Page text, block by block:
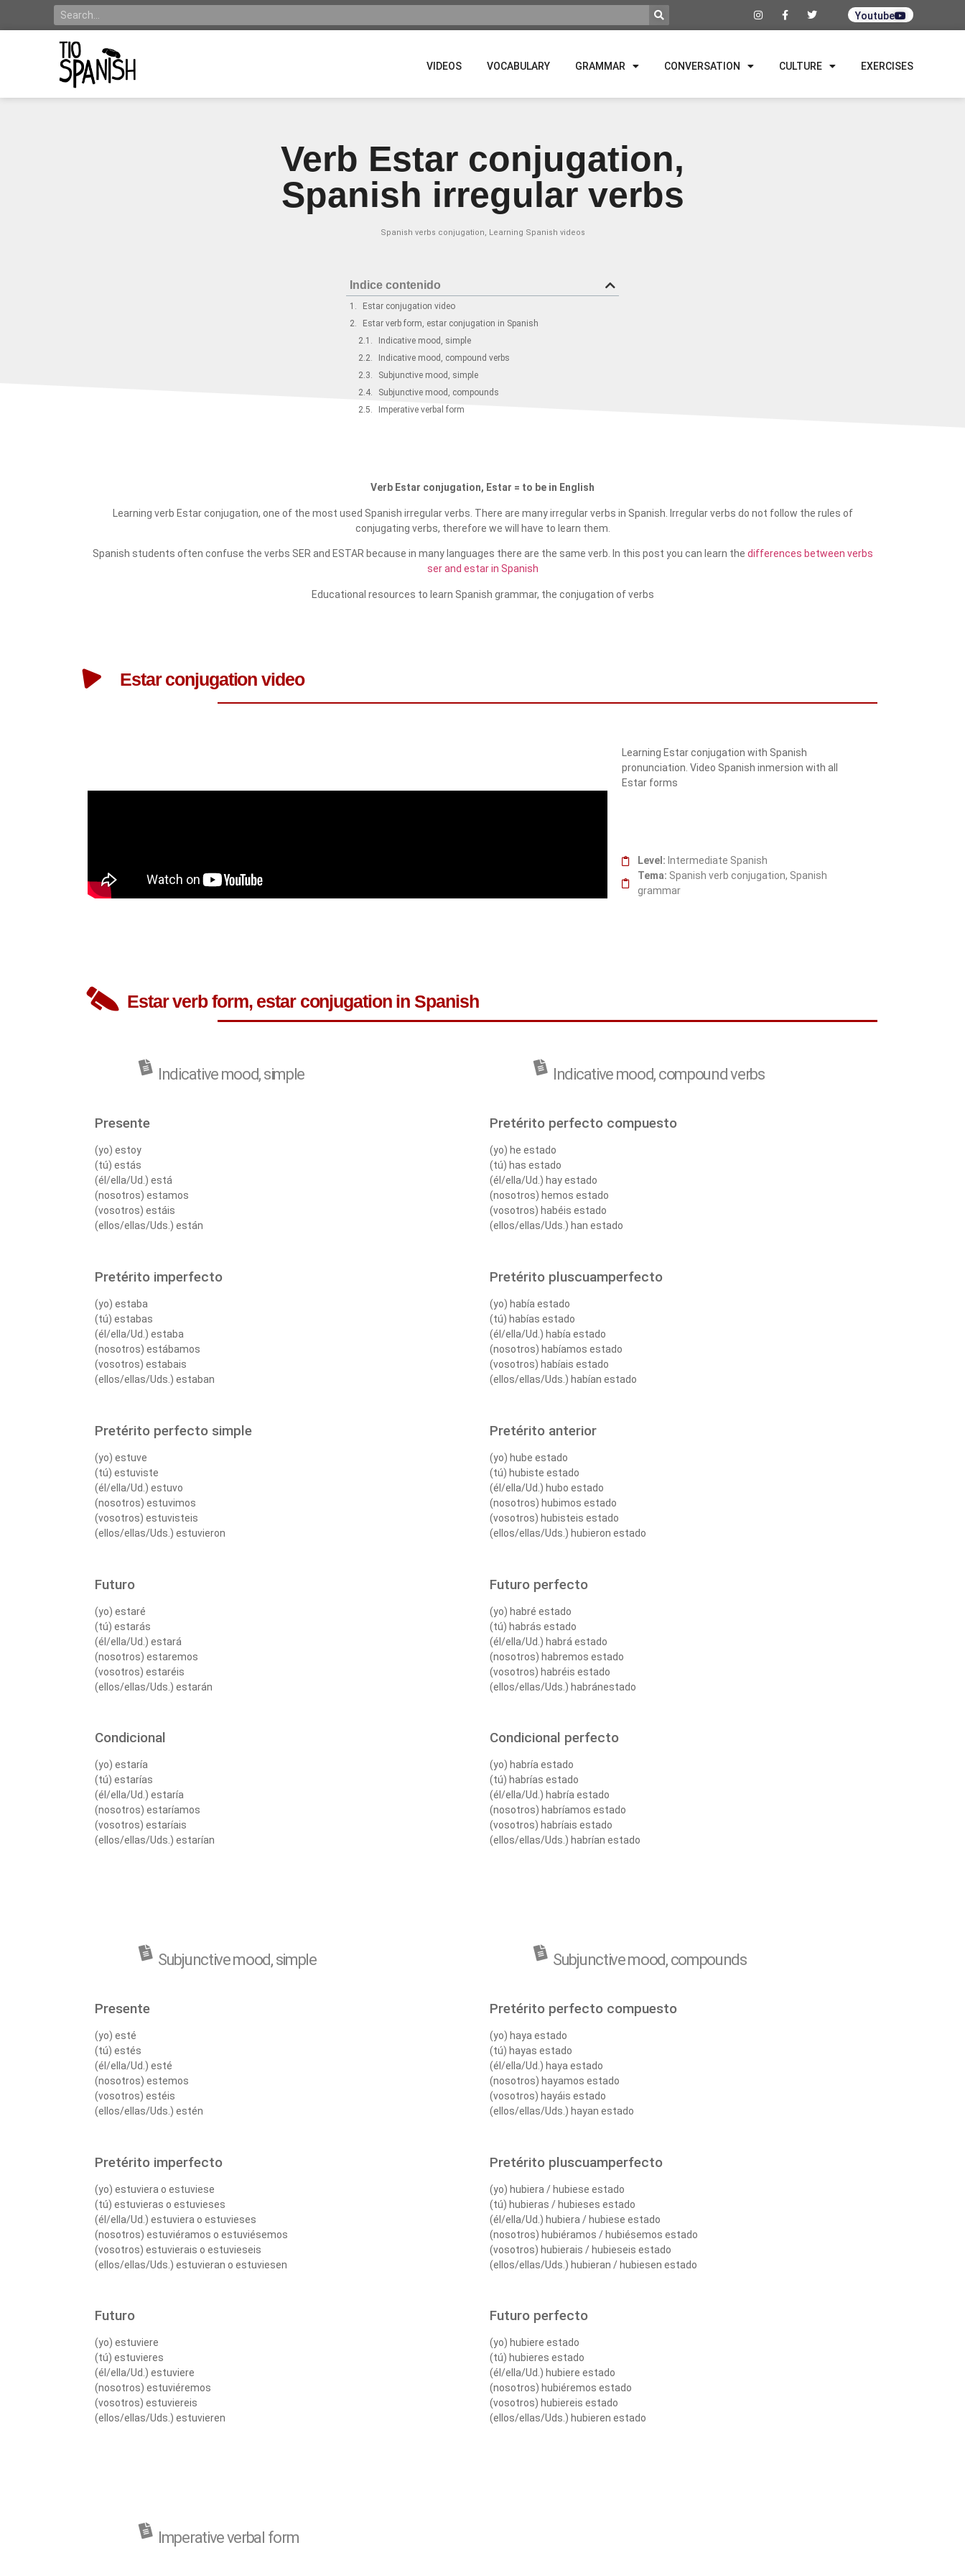
Youtube
VIDEOS VOCABULARY GRAMMAR CONVERSATION CULTURE EXERCISES
Verb Estar conjugation,
Spanish irregular verbs
Spanish verbs conjugation, Learning Spanish videos
Indice contenido
Estar conjugation video
Estar verb form, estar conjugation in Spanish
Indicative mood, simple​
Indicative mood, compound verbs
Subjunctive mood, simple
Subjunctive mood, compounds
Imperative verbal form
Verb Estar conjugation, Estar = to be in English
Learning verb Estar conjugation, one of the most used Spanish irregular verbs. There are many irregular verbs in Spanish. Irregular verbs do not follow the rules of
conjugating verbs, therefore we will have to learn them.
Spanish students often confuse the verbs SER and ESTAR because in many languages there are the same verb. In this post you can learn the differences between verbs
ser and estar in Spanish
Educational resources to learn Spanish grammar, the conjugation of verbs
Estar conjugation video
Learning Estar conjugation with Spanish
pronunciation. Video Spanish inmersion with all
Estar forms
Level: Intermediate Spanish
Tema: Spanish verb conjugation, Spanish
grammar
Estar verb form, estar conjugation in Spanish
Indicative mood, simple​
Presente
(yo) estoy
(tú) estás
(él/ella/Ud.) está
(nosotros) estamos
(vosotros) estáis
(ellos/ellas/Uds.) están
Pretérito imperfecto
(yo) estaba
(tú) estabas
(él/ella/Ud.) estaba
(nosotros) estábamos
(vosotros) estabais
(ellos/ellas/Uds.) estaban
Pretérito perfecto simple
(yo) estuve
(tú) estuviste
(él/ella/Ud.) estuvo
(nosotros) estuvimos
(vosotros) estuvisteis
(ellos/ellas/Uds.) estuvieron
Futuro
(yo) estaré
(tú) estarás
(él/ella/Ud.) estará
(nosotros) estaremos
(vosotros) estaréis
(ellos/ellas/Uds.) estarán
Condicional
(yo) estaría
(tú) estarías
(él/ella/Ud.) estaría
(nosotros) estaríamos
(vosotros) estaríais
(ellos/ellas/Uds.) estarían
Indicative mood, compound verbs
Pretérito perfecto compuesto
(yo) he estado
(tú) has estado
(él/ella/Ud.) hay estado
(nosotros) hemos estado
(vosotros) habéis estado
(ellos/ellas/Uds.) han estado
Pretérito pluscuamperfecto
(yo) había estado
(tú) habías estado
(él/ella/Ud.) había estado
(nosotros) habíamos estado
(vosotros) habíais estado
(ellos/ellas/Uds.) habían estado
Pretérito anterior
(yo) hube estado
(tú) hubiste estado
(él/ella/Ud.) hubo estado
(nosotros) hubimos estado
(vosotros) hubisteis estado
(ellos/ellas/Uds.) hubieron estado
Futuro perfecto
(yo) habré estado
(tú) habrás estado
(él/ella/Ud.) habrá estado
(nosotros) habremos estado
(vosotros) habréis estado
(ellos/ellas/Uds.) habránestado
Condicional perfecto
(yo) habría estado
(tú) habrías estado
(él/ella/Ud.) habría estado
(nosotros) habríamos estado
(vosotros) habríais estado
(ellos/ellas/Uds.) habrían estado
Subjunctive mood, simple
Presente
(yo) esté
(tú) estés
(él/ella/Ud.) esté
(nosotros) estemos
(vosotros) estéis
(ellos/ellas/Uds.) estén
Pretérito imperfecto
(yo) estuviera o estuviese
(tú) estuvieras o estuvieses
(él/ella/Ud.) estuviera o estuvieses
(nosotros) estuviéramos o estuviésemos
(vosotros) estuvierais o estuvieseis
(ellos/ellas/Uds.) estuvieran o estuviesen
Futuro
(yo) estuviere
(tú) estuvieres
(él/ella/Ud.) estuviere
(nosotros) estuviéremos
(vosotros) estuviereis
(ellos/ellas/Uds.) estuvieren
Subjunctive mood, compounds
Pretérito perfecto compuesto
(yo) haya estado
(tú) hayas estado
(él/ella/Ud.) haya estado
(nosotros) hayamos estado
(vosotros) hayáis estado
(ellos/ellas/Uds.) hayan estado
Pretérito pluscuamperfecto
(yo) hubiera / hubiese estado
(tú) hubieras / hubieses estado
(él/ella/Ud.) hubiera / hubiese estado
(nosotros) hubiéramos / hubiésemos estado
(vosotros) hubierais / hubieseis estado
(ellos/ellas/Uds.) hubieran / hubiesen estado
Futuro perfecto
(yo) hubiere estado
(tú) hubieres estado
(él/ella/Ud.) hubiere estado
(nosotros) hubiéremos estado
(vosotros) hubiereis estado
(ellos/ellas/Uds.) hubieren estado
Imperative verbal form